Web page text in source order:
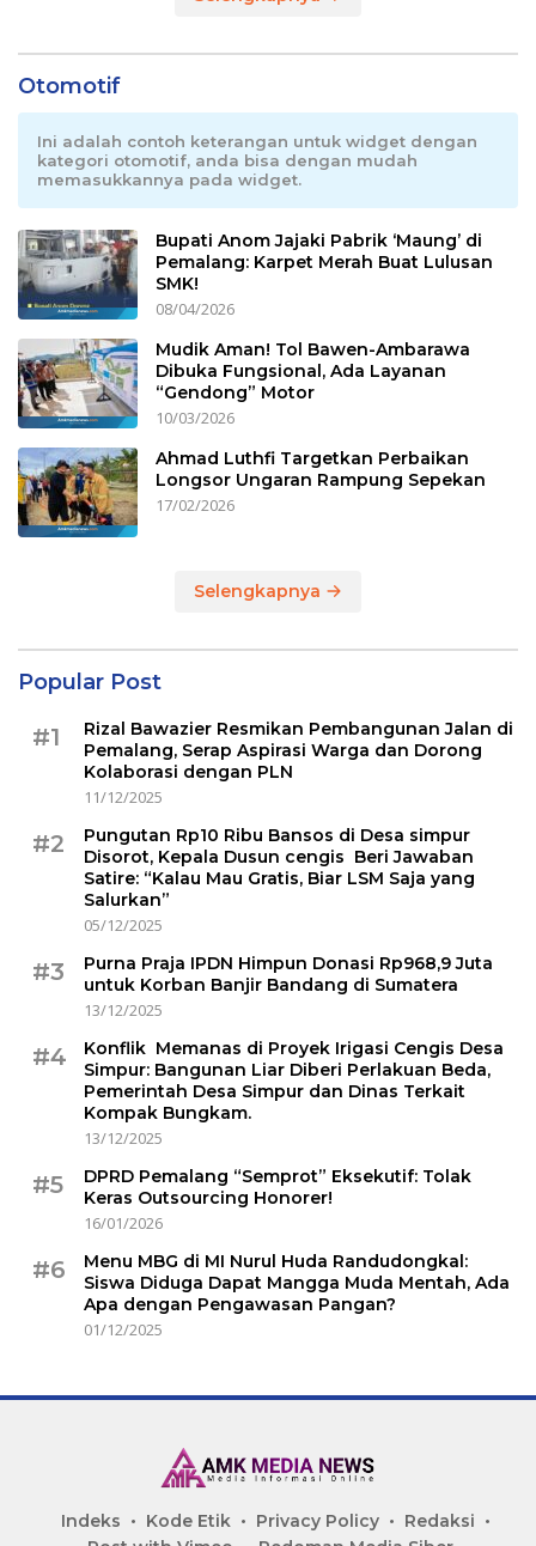
Otomotif
Ini adalah contoh keterangan untuk widget dengan
kategori otomotif, anda bisa dengan mudah
memasukkannya pada widget.
Bupati Anom Jajaki Pabrik ‘Maung’ di
Pemalang: Karpet Merah Buat Lulusan
SMK!
08/04/2026
Mudik Aman! Tol Bawen-Ambarawa
Dibuka Fungsional, Ada Layanan
“Gendong” Motor
10/03/2026
Ahmad Luthfi Targetkan Perbaikan
Longsor Ungaran Rampung Sepekan
17/02/2026
Selengkapnya
Popular Post
#1
Rizal Bawazier Resmikan Pembangunan Jalan di
Pemalang, Serap Aspirasi Warga dan Dorong
Kolaborasi dengan PLN
11/12/2025
#2
Pungutan Rp10 Ribu Bansos di Desa simpur
Disorot, Kepala Dusun cengis Beri Jawaban
Satire: “Kalau Mau Gratis, Biar LSM Saja yang
Salurkan”
05/12/2025
#3
Purna Praja IPDN Himpun Donasi Rp968,9 Juta
untuk Korban Banjir Bandang di Sumatera
13/12/2025
#4
Konflik Memanas di Proyek Irigasi Cengis Desa
Simpur: Bangunan Liar Diberi Perlakuan Beda,
Pemerintah Desa Simpur dan Dinas Terkait
Kompak Bungkam.
13/12/2025
#5
DPRD Pemalang “Semprot” Eksekutif: Tolak
Keras Outsourcing Honorer!
16/01/2026
#6
Menu MBG di MI Nurul Huda Randudongkal:
Siswa Diduga Dapat Mangga Muda Mentah, Ada
Apa dengan Pengawasan Pangan?
01/12/2025
Indeks Kode Etik Privacy Policy
Redaksi